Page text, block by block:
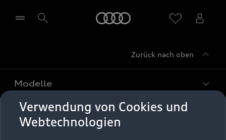
Zurück nach oben
Modelle
Alle Modelle
Kaufen & leasen
Verwendung von Cookies und
Webtechnologien